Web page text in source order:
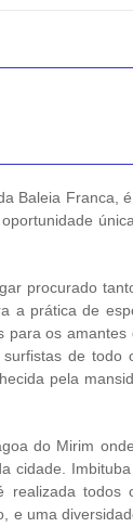
Baleia Franca,
procurado
a prática de
os amantes
de todo
pela
do Mirim
cidade.
realizada todos
e uma